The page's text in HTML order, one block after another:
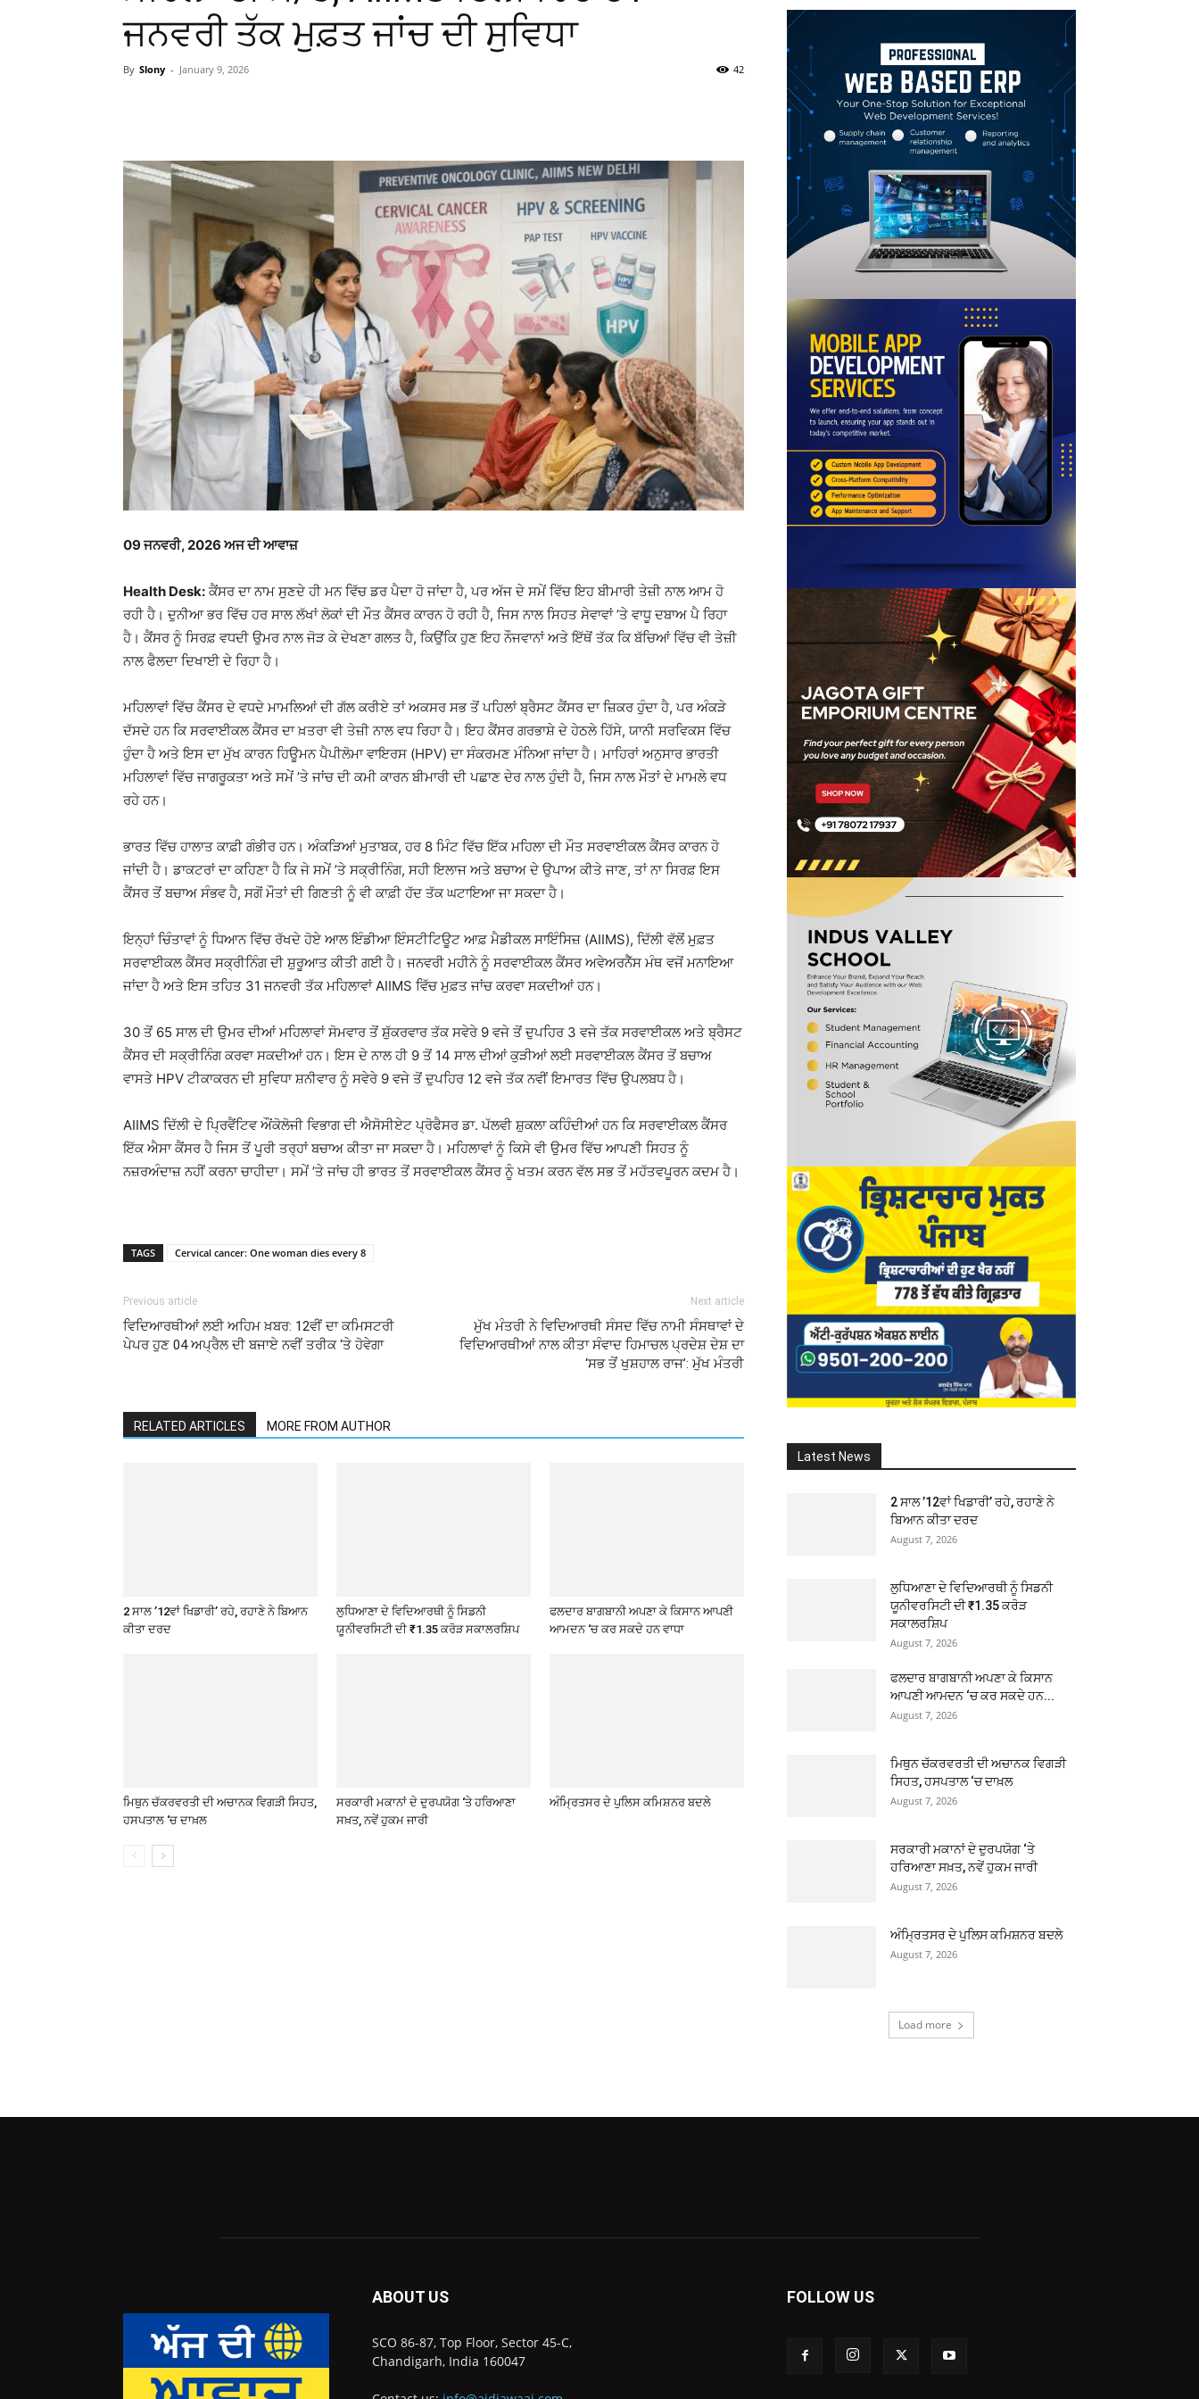
ਜਨਵਰੀ ਤੱਕ ਮੁਫ਼ਤ ਜਾਂਚ ਦੀ ਸੁਵਿਧਾ
By Slony - January 9, 2026 42
Linkedin Email
09ਜਨਵਰੀ, 2026 ਅਜ ਦੀ ਆਵਾਜ਼
Health Desk: ਕੈਂਸਰ ਦਾ ਨਾਮ ਸੁਣਦੇ ਹੀ ਮਨ ਵਿੱਚ ਡਰ ਪੈਦਾ ਹੋ ਜਾਂਦਾ ਹੈ, ਪਰ ਅੱਜ ਦੇ ਸਮੇਂ ਵਿੱਚ ਇਹ ਬੀਮਾਰੀ ਤੇਜ਼ੀ ਨਾਲ ਆਮ ਹੋ
ਰਹੀ ਹੈ। ਦੁਨੀਆ ਭਰ ਵਿੱਚ ਹਰ ਸਾਲ ਲੱਖਾਂ ਲੋਕਾਂ ਦੀ ਮੌਤ ਕੈਂਸਰ ਕਾਰਨ ਹੋ ਰਹੀ ਹੈ, ਜਿਸ ਨਾਲ ਸਿਹਤ ਸੇਵਾਵਾਂ ’ਤੇ ਵਾਧੂ ਦਬਾਅ ਪੈ ਰਿਹਾ
ਹੈ। ਕੈਂਸਰ ਨੂੰ ਸਿਰਫ਼ ਵਧਦੀ ਉਮਰ ਨਾਲ ਜੋੜ ਕੇ ਦੇਖਣਾ ਗਲਤ ਹੈ, ਕਿਉਂਕਿ ਹੁਣ ਇਹ ਨੌਜਵਾਨਾਂ ਅਤੇ ਇੱਥੋਂ ਤੱਕ ਕਿ ਬੱਚਿਆਂ ਵਿੱਚ ਵੀ ਤੇਜ਼ੀ
ਨਾਲ ਫੈਲਦਾ ਦਿਖਾਈ ਦੇ ਰਿਹਾ ਹੈ।
ਮਹਿਲਾਵਾਂ ਵਿੱਚ ਕੈਂਸਰ ਦੇ ਵਧਦੇ ਮਾਮਲਿਆਂ ਦੀ ਗੱਲ ਕਰੀਏ ਤਾਂ ਅਕਸਰ ਸਭ ਤੋਂ ਪਹਿਲਾਂ ਬ੍ਰੈਸਟ ਕੈਂਸਰ ਦਾ ਜ਼ਿਕਰ ਹੁੰਦਾ ਹੈ, ਪਰ ਅੰਕੜੇ
ਦੱਸਦੇ ਹਨ ਕਿ ਸਰਵਾਈਕਲ ਕੈਂਸਰ ਦਾ ਖ਼ਤਰਾ ਵੀ ਤੇਜ਼ੀ ਨਾਲ ਵਧ ਰਿਹਾ ਹੈ। ਇਹ ਕੈਂਸਰ ਗਰਭਾਸ਼ੇ ਦੇ ਹੇਠਲੇ ਹਿੱਸੇ, ਯਾਨੀ ਸਰਵਿਕਸ ਵਿੱਚ
ਹੁੰਦਾ ਹੈ ਅਤੇ ਇਸ ਦਾ ਮੁੱਖ ਕਾਰਨ ਹਿਊਮਨ ਪੈਪੀਲੋਮਾ ਵਾਇਰਸ (HPV) ਦਾ ਸੰਕਰਮਣ ਮੰਨਿਆ ਜਾਂਦਾ ਹੈ। ਮਾਹਿਰਾਂ ਅਨੁਸਾਰ ਭਾਰਤੀ
ਮਹਿਲਾਵਾਂ ਵਿੱਚ ਜਾਗਰੂਕਤਾ ਅਤੇ ਸਮੇਂ ’ਤੇ ਜਾਂਚ ਦੀ ਕਮੀ ਕਾਰਨ ਬੀਮਾਰੀ ਦੀ ਪਛਾਣ ਦੇਰ ਨਾਲ ਹੁੰਦੀ ਹੈ, ਜਿਸ ਨਾਲ ਮੌਤਾਂ ਦੇ ਮਾਮਲੇ ਵਧ
ਰਹੇ ਹਨ।
ਭਾਰਤ ਵਿੱਚ ਹਾਲਾਤ ਕਾਫ਼ੀ ਗੰਭੀਰ ਹਨ। ਅੰਕੜਿਆਂ ਮੁਤਾਬਕ, ਹਰ 8 ਮਿੰਟ ਵਿੱਚ ਇੱਕ ਮਹਿਲਾ ਦੀ ਮੌਤ ਸਰਵਾਈਕਲ ਕੈਂਸਰ ਕਾਰਨ ਹੋ
ਜਾਂਦੀ ਹੈ। ਡਾਕਟਰਾਂ ਦਾ ਕਹਿਣਾ ਹੈ ਕਿ ਜੇ ਸਮੇਂ ’ਤੇ ਸਕ੍ਰੀਨਿੰਗ, ਸਹੀ ਇਲਾਜ ਅਤੇ ਬਚਾਅ ਦੇ ਉਪਾਅ ਕੀਤੇ ਜਾਣ, ਤਾਂ ਨਾ ਸਿਰਫ਼ ਇਸ
ਕੈਂਸਰ ਤੋਂ ਬਚਾਅ ਸੰਭਵ ਹੈ, ਸਗੋਂ ਮੌਤਾਂ ਦੀ ਗਿਣਤੀ ਨੂੰ ਵੀ ਕਾਫ਼ੀ ਹੱਦ ਤੱਕ ਘਟਾਇਆ ਜਾ ਸਕਦਾ ਹੈ।
ਇਨ੍ਹਾਂ ਚਿੰਤਾਵਾਂ ਨੂੰ ਧਿਆਨ ਵਿੱਚ ਰੱਖਦੇ ਹੋਏ ਆਲ ਇੰਡੀਆ ਇੰਸਟੀਟਿਊਟ ਆਫ਼ ਮੈਡੀਕਲ ਸਾਇੰਸਿਜ਼ (AIIMS), ਦਿੱਲੀ ਵੱਲੋਂ ਮੁਫ਼ਤ
ਸਰਵਾਈਕਲ ਕੈਂਸਰ ਸਕ੍ਰੀਨਿੰਗ ਦੀ ਸ਼ੁਰੂਆਤ ਕੀਤੀ ਗਈ ਹੈ। ਜਨਵਰੀ ਮਹੀਨੇ ਨੂੰ ਸਰਵਾਈਕਲ ਕੈਂਸਰ ਅਵੇਅਰਨੈੱਸ ਮੰਥ ਵਜੋਂ ਮਨਾਇਆ
ਜਾਂਦਾ ਹੈ ਅਤੇ ਇਸ ਤਹਿਤ 31 ਜਨਵਰੀ ਤੱਕ ਮਹਿਲਾਵਾਂ AIIMS ਵਿੱਚ ਮੁਫ਼ਤ ਜਾਂਚ ਕਰਵਾ ਸਕਦੀਆਂ ਹਨ।
30 ਤੋਂ 65 ਸਾਲ ਦੀ ਉਮਰ ਦੀਆਂ ਮਹਿਲਾਵਾਂ ਸੋਮਵਾਰ ਤੋਂ ਸ਼ੁੱਕਰਵਾਰ ਤੱਕ ਸਵੇਰੇ 9 ਵਜੇ ਤੋਂ ਦੁਪਹਿਰ 3 ਵਜੇ ਤੱਕ ਸਰਵਾਈਕਲ ਅਤੇ ਬ੍ਰੈਸਟ
ਕੈਂਸਰ ਦੀ ਸਕ੍ਰੀਨਿੰਗ ਕਰਵਾ ਸਕਦੀਆਂ ਹਨ। ਇਸ ਦੇ ਨਾਲ ਹੀ 9 ਤੋਂ 14 ਸਾਲ ਦੀਆਂ ਕੁੜੀਆਂ ਲਈ ਸਰਵਾਈਕਲ ਕੈਂਸਰ ਤੋਂ ਬਚਾਅ
ਵਾਸਤੇ HPV ਟੀਕਾਕਰਨ ਦੀ ਸੁਵਿਧਾ ਸ਼ਨੀਵਾਰ ਨੂੰ ਸਵੇਰੇ 9 ਵਜੇ ਤੋਂ ਦੁਪਹਿਰ 12 ਵਜੇ ਤੱਕ ਨਵੀਂ ਇਮਾਰਤ ਵਿੱਚ ਉਪਲਬਧ ਹੈ।
AIIMS ਦਿੱਲੀ ਦੇ ਪ੍ਰਿਵੈਂਟਿਵ ਔਂਕੋਲੋਜੀ ਵਿਭਾਗ ਦੀ ਐਸੋਸੀਏਟ ਪ੍ਰੋਫੈਸਰ ਡਾ. ਪੱਲਵੀ ਸ਼ੁਕਲਾ ਕਹਿੰਦੀਆਂ ਹਨ ਕਿ ਸਰਵਾਈਕਲ ਕੈਂਸਰ
ਇੱਕ ਐਸਾ ਕੈਂਸਰ ਹੈ ਜਿਸ ਤੋਂ ਪੂਰੀ ਤਰ੍ਹਾਂ ਬਚਾਅ ਕੀਤਾ ਜਾ ਸਕਦਾ ਹੈ। ਮਹਿਲਾਵਾਂ ਨੂੰ ਕਿਸੇ ਵੀ ਉਮਰ ਵਿੱਚ ਆਪਣੀ ਸਿਹਤ ਨੂੰ
ਨਜ਼ਰਅੰਦਾਜ਼ ਨਹੀਂ ਕਰਨਾ ਚਾਹੀਦਾ। ਸਮੇਂ ’ਤੇ ਜਾਂਚ ਹੀ ਭਾਰਤ ਤੋਂ ਸਰਵਾਈਕਲ ਕੈਂਸਰ ਨੂੰ ਖਤਮ ਕਰਨ ਵੱਲ ਸਭ ਤੋਂ ਮਹੱਤਵਪੂਰਨ ਕਦਮ ਹੈ।
TAGS Cervical cancer: One woman dies every 8
Previous article
ਵਿਦਿਆਰਥੀਆਂ ਲਈ ਅਹਿਮ ਖ਼ਬਰ: 12ਵੀਂ ਦਾ ਕਮਿਸਟਰੀ
ਪੇਪਰ ਹੁਣ 04 ਅਪ੍ਰੈਲ ਦੀ ਬਜਾਏ ਨਵੀਂ ਤਰੀਕ ‘ਤੇ ਹੋਵੇਗਾ
Next article
ਮੁੱਖ ਮੰਤਰੀ ਨੇ ਵਿਦਿਆਰਥੀ ਸੰਸਦ ਵਿੱਚ ਨਾਮੀ ਸੰਸਥਾਵਾਂ ਦੇ
ਵਿਦਿਆਰਥੀਆਂ ਨਾਲ ਕੀਤਾ ਸੰਵਾਦ ਹਿਮਾਚਲ ਪ੍ਰਦੇਸ਼ ਦੇਸ਼ ਦਾ
‘ਸਭ ਤੋਂ ਖੁਸ਼ਹਾਲ ਰਾਜ’: ਮੁੱਖ ਮੰਤਰੀ
RELATED ARTICLES MORE FROM AUTHOR
2 ਸਾਲ ’12ਵਾਂ ਖਿਡਾਰੀ’ ਰਹੇ, ਰਹਾਣੇ ਨੇ ਬਿਆਨ
ਕੀਤਾ ਦਰਦ
ਲੁਧਿਆਣਾ ਦੇ ਵਿਦਿਆਰਥੀ ਨੂੰ ਸਿਡਨੀ
ਯੂਨੀਵਰਸਿਟੀ ਦੀ ₹1.35 ਕਰੋੜ ਸਕਾਲਰਸ਼ਿਪ
ਫਲਦਾਰ ਬਾਗਬਾਨੀ ਅਪਣਾ ਕੇ ਕਿਸਾਨ ਆਪਣੀ
ਆਮਦਨ ‘ਚ ਕਰ ਸਕਦੇ ਹਨ ਵਾਧਾ
ਮਿਥੁਨ ਚੱਕਰਵਰਤੀ ਦੀ ਅਚਾਨਕ ਵਿਗੜੀ ਸਿਹਤ,
ਹਸਪਤਾਲ ‘ਚ ਦਾਖ਼ਲ
ਸਰਕਾਰੀ ਮਕਾਨਾਂ ਦੇ ਦੁਰਪਯੋਗ ‘ਤੇ ਹਰਿਆਣਾ
ਸਖ਼ਤ, ਨਵੇਂ ਹੁਕਮ ਜਾਰੀ
ਅੰਮ੍ਰਿਤਸਰ ਦੇ ਪੁਲਿਸ ਕਮਿਸ਼ਨਰ ਬਦਲੇ
Latest News
2 ਸਾਲ ’12ਵਾਂ ਖਿਡਾਰੀ’ ਰਹੇ, ਰਹਾਣੇ ਨੇ
ਬਿਆਨ ਕੀਤਾ ਦਰਦ
August 7, 2026
ਲੁਧਿਆਣਾ ਦੇ ਵਿਦਿਆਰਥੀ ਨੂੰ ਸਿਡਨੀ
ਯੂਨੀਵਰਸਿਟੀ ਦੀ ₹1.35 ਕਰੋੜ
ਸਕਾਲਰਸ਼ਿਪ
August 7, 2026
ਫਲਦਾਰ ਬਾਗਬਾਨੀ ਅਪਣਾ ਕੇ ਕਿਸਾਨ
ਆਪਣੀ ਆਮਦਨ ‘ਚ ਕਰ ਸਕਦੇ ਹਨ...
August 7, 2026
ਮਿਥੁਨ ਚੱਕਰਵਰਤੀ ਦੀ ਅਚਾਨਕ ਵਿਗੜੀ
ਸਿਹਤ, ਹਸਪਤਾਲ ‘ਚ ਦਾਖ਼ਲ
August 7, 2026
ਸਰਕਾਰੀ ਮਕਾਨਾਂ ਦੇ ਦੁਰਪਯੋਗ ‘ਤੇ
ਹਰਿਆਣਾ ਸਖ਼ਤ, ਨਵੇਂ ਹੁਕਮ ਜਾਰੀ
August 7, 2026
ਅੰਮ੍ਰਿਤਸਰ ਦੇ ਪੁਲਿਸ ਕਮਿਸ਼ਨਰ ਬਦਲੇ
August 7, 2026
Load more
ABOUT US
SCO 86-87, Top Floor, Sector 45-C,
Chandigarh, India 160047
FOLLOW US